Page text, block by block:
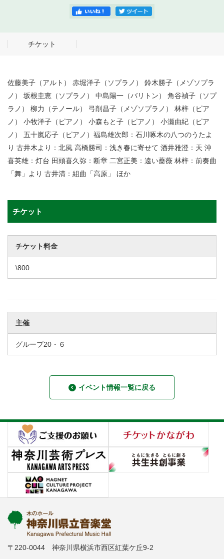
チケット
佐藤美子（アルト） 赤堀洋子（ソプラノ） 鈴木勝子（メゾソプラ
ノ） 坂根圭恵（ソプラノ） 中島陽一（バリトン） 角谷禎子（ソプ
ラノ） 柳力（テノール） 弓削昌子（メゾソプラノ） 林梓（ピア
ノ） 小牧洋子（ピアノ） 小森もと子（ピアノ） 小瀬由紀（ピア
ノ） 五十嵐応子（ピアノ）福島雄次郎：石川啄木の八つのうたよ
り 古井木より：北風 高橋勝司：浅き春に寄せて 酒井雅澄：天 沖
喜英雄：灯台 田頭喜久弥：断章 二宮正美：遠い薔薇 林梓：前奏曲
「舞」より 古井清：組曲「高原」 ほか
チケット
チケット料金
\800
主催
グループ20・６
イベント情報一覧に戻る
〒220-0044 神奈川県横浜市西区紅葉ケ丘9-2